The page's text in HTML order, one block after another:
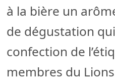
à la bière un
de dégustation
confection de
membres du